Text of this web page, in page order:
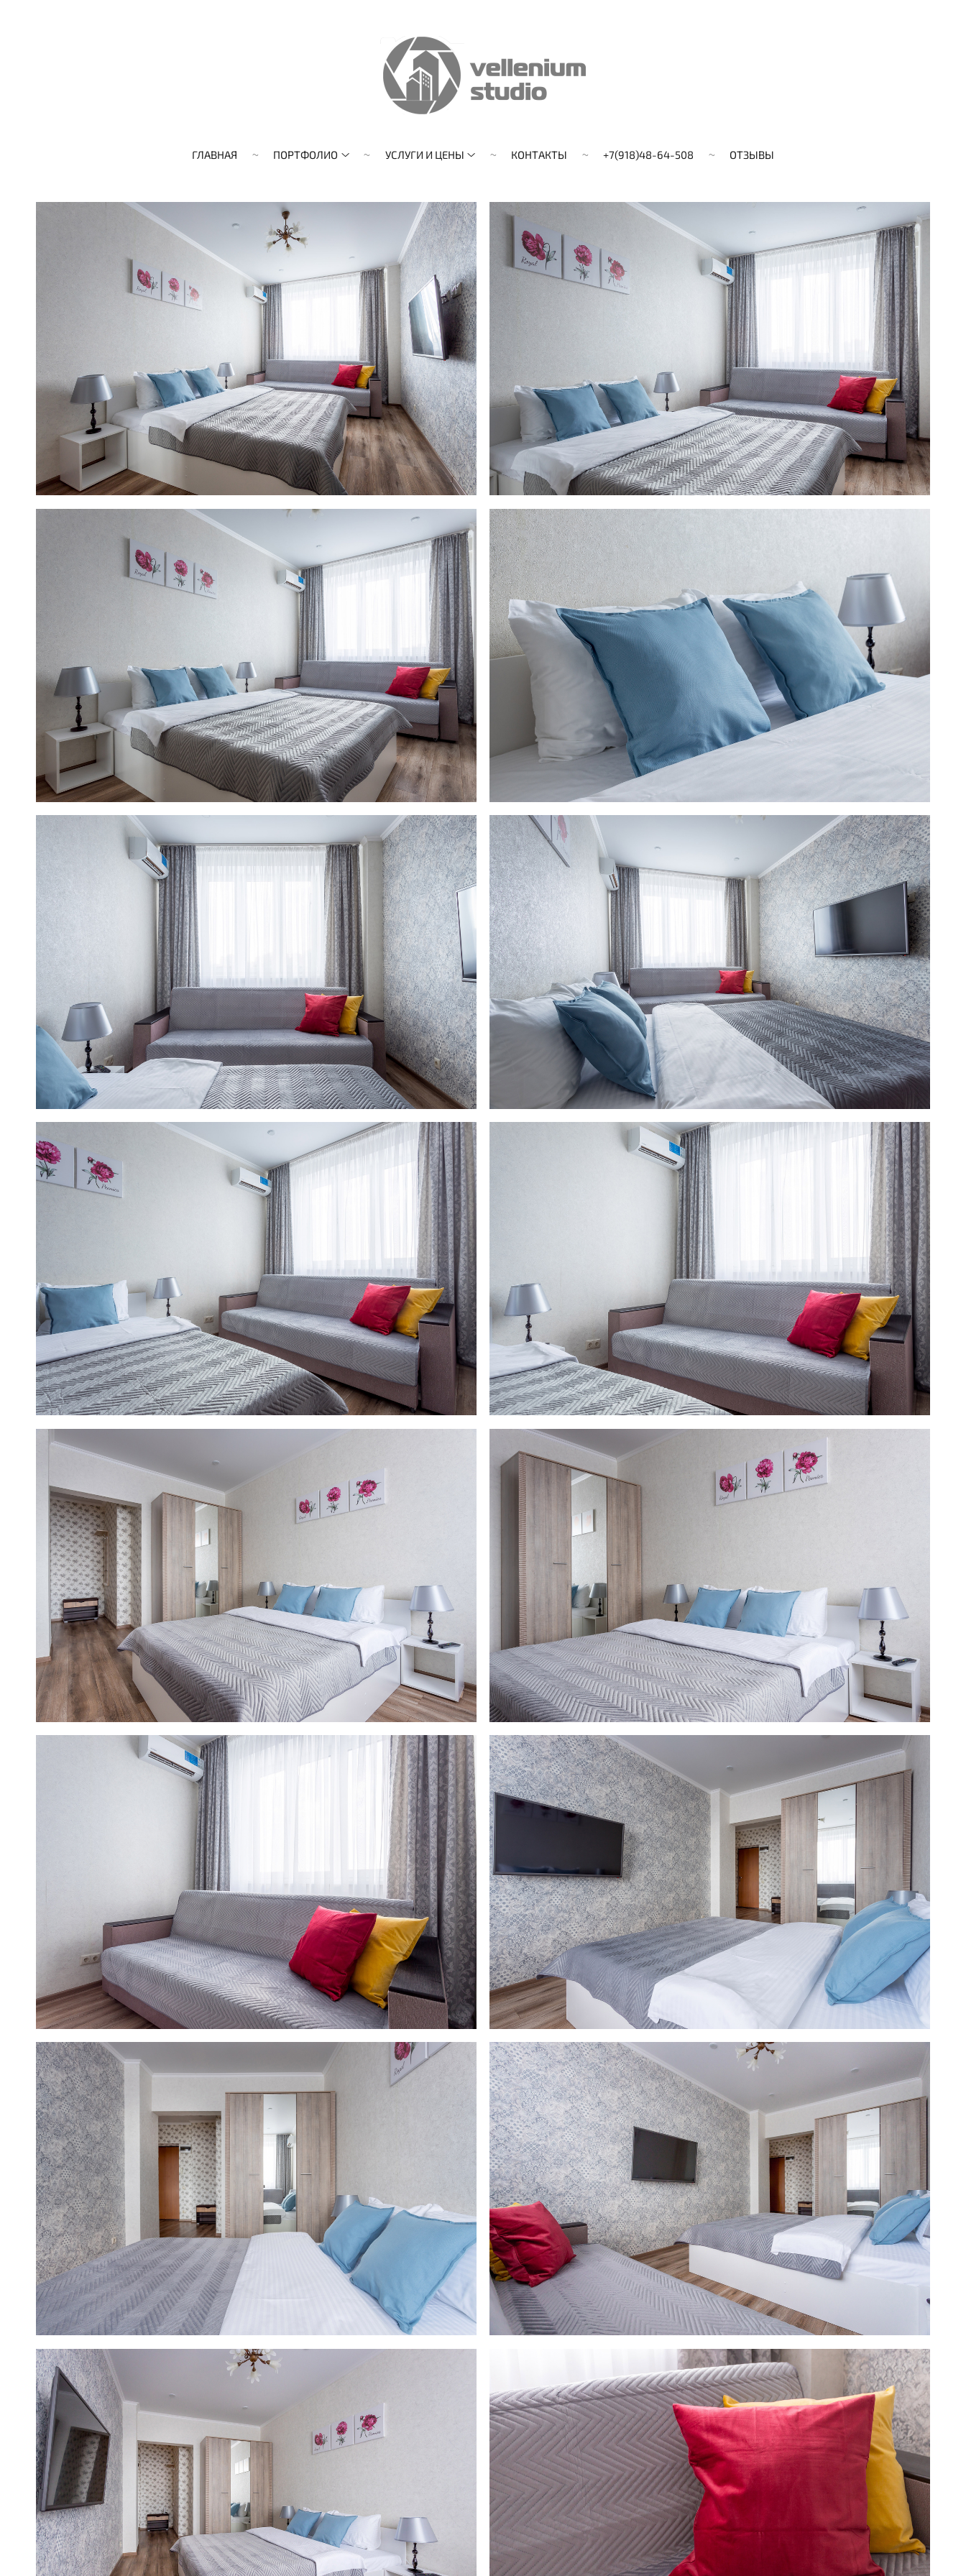
ГЛАВНАЯ ПОРТФОЛИО УСЛУГИ И ЦЕНЫ КОНТАКТЫ +7(918)48-64-508 ОТЗЫВЫ